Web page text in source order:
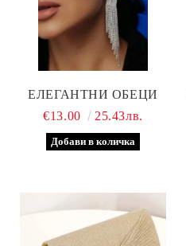
ЕЛЕГАНТНИ ОБЕЦИ
€13.00
25.43лв.